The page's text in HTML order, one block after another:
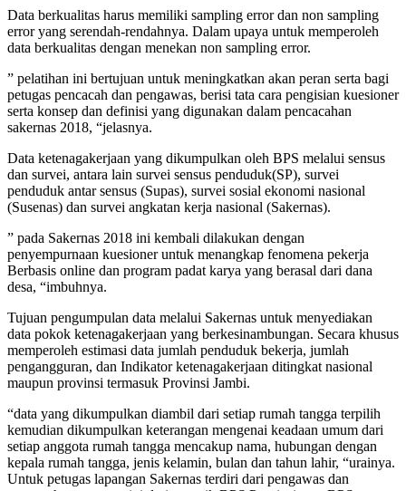
Data berkualitas harus memiliki sampling error dan non sampling
error yang serendah-rendahnya. Dalam upaya untuk memperoleh
data berkualitas dengan menekan non sampling error.
” pelatihan ini bertujuan untuk meningkatkan akan peran serta bagi
petugas pencacah dan pengawas, berisi tata cara pengisian kuesioner
serta konsep dan definisi yang digunakan dalam pencacahan
sakernas 2018, “jelasnya.
Data ketenagakerjaan yang dikumpulkan oleh BPS melalui sensus
dan survei, antara lain survei sensus penduduk(SP), survei
penduduk antar sensus (Supas), survei sosial ekonomi nasional
(Susenas) dan survei angkatan kerja nasional (Sakernas).
” pada Sakernas 2018 ini kembali dilakukan dengan
penyempurnaan kuesioner untuk menangkap fenomena pekerja
Berbasis online dan program padat karya yang berasal dari dana
desa, “imbuhnya.
Tujuan pengumpulan data melalui Sakernas untuk menyediakan
data pokok ketenagakerjaan yang berkesinambungan. Secara khusus
memperoleh estimasi data jumlah penduduk bekerja, jumlah
pengangguran, dan Indikator ketenagakerjaan ditingkat nasional
maupun provinsi termasuk Provinsi Jambi.
“data yang dikumpulkan diambil dari setiap rumah tangga terpilih
kemudian dikumpulkan keterangan mengenai keadaan umum dari
setiap anggota rumah tangga mencakup nama, hubungan dengan
kepala rumah tangga, jenis kelamin, bulan dan tahun lahir, “urainya.
Untuk petugas lapangan Sakernas terdiri dari pengawas dan